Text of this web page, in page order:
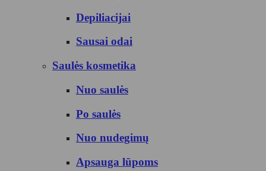
Depiliacijai
Sausai odai
Saulės kosmetika
Nuo saulės
Po saulės
Nuo nudegimų
Apsauga lūpoms